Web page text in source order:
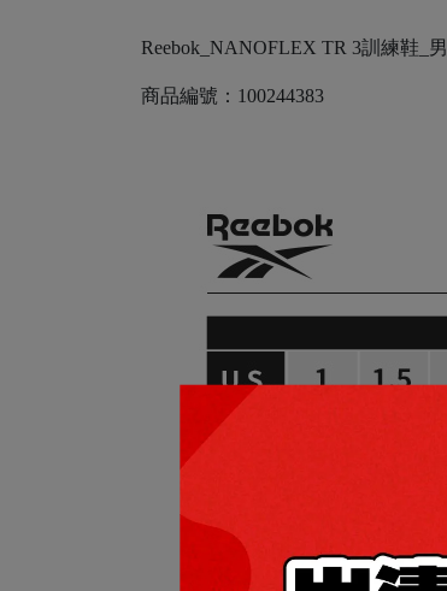
Reebok_NANOFLEX TR 3訓練鞋_男
商品編號：100244383